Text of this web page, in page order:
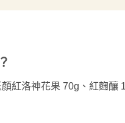
紅洛神花果 70g、紅麴釀